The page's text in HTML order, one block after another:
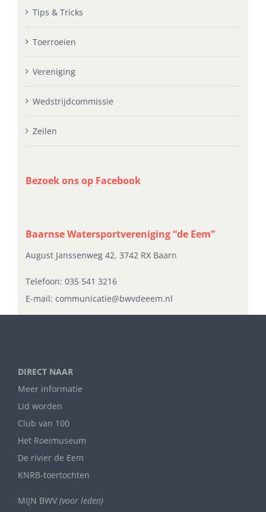
Tips & Tricks
Toerroeien
Vereniging
Wedstrijdcommissie
Zeilen
Bezoek ons op Facebook
Baarnse Watersportvereniging “de Eem”
August Janssenweg 42, 3742 RX Baarn
Telefoon:035 541 3216
E-mail:communicatie@bwvdeeem.nl
DIRECT NAAR
Meer informatie
Lid worden
Club van 100
Het Roeimuseum
De rivier de Eem
KNRB-toertochten
MIJN BWV (voor leden)